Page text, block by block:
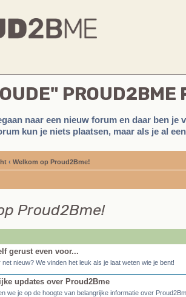
PROUD2BME
naar een nieuw forum en daar ben je
kun je niets plaatsen, maar als je al
‹ Welkom op Proud2Bme!
Proud2Bme!
gerust even voor...
net nieuw? We vinden het leuk als je laat weten wie je bent!
updates over Proud2Bme
we je op de hoogte van belangrijke informatie over